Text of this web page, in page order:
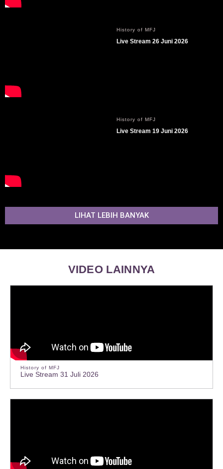
History of MFJ
Live Stream 26 Juni 2026
History of MFJ
Live Stream 19 Juni 2026
LIHAT LEBIH BANYAK
VIDEO LAINNYA
History of MFJ
Live Stream 31 Juli 2026